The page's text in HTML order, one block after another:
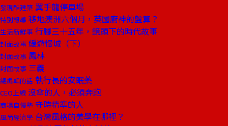
發現酷建築 翼手龍停車場
特別報導 移地澳洲六個月，英國廚神的盤算？
生活新鮮事 行腳三十五年，鏡頭下的時代故事
封面故事 緩遊慢城（下）
封面故事 鳳林
封面故事 三義
總編輯的話 執行長的安眠藥
CEO上線 沒傘的人，必須奔跑
商場自慢塾 守時精準的人
風尚經濟學 台灣風格的美學在哪裡？